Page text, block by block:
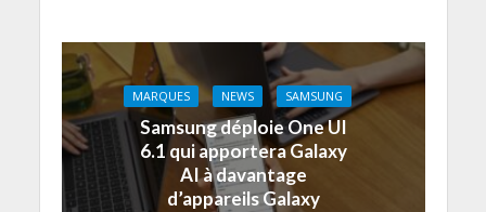
MARQUES NEWS SAMSUNG
Samsung déploie One UI
6.1 qui apportera Galaxy
AI à davantage
d’appareils Galaxy